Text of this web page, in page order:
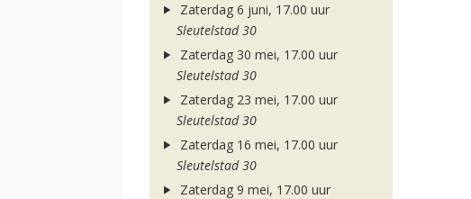
Zaterdag 6 juni, 17.00 uur
Sleutelstad 30
Zaterdag 30 mei, 17.00 uur
Sleutelstad 30
Zaterdag 23 mei, 17.00 uur
Sleutelstad 30
Zaterdag 16 mei, 17.00 uur
Sleutelstad 30
Zaterdag 9 mei, 17.00 uur